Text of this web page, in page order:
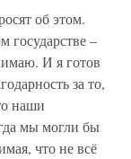
об этом.
государстве –
И я готов
за то,
наши
мы могли бы
что не всё